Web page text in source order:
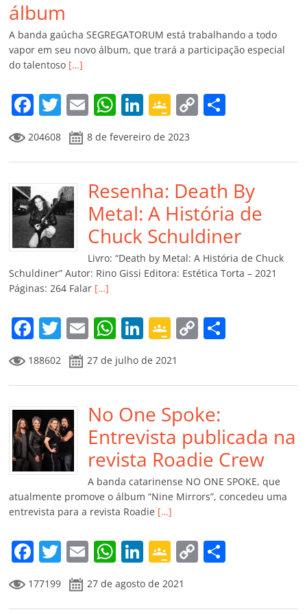
álbum
A banda gaúcha SEGREGATORUM está trabalhando a todo
vapor em seu novo álbum, que trará a participação especial
do talentoso […]
F
a
c
e
b
o
o
k
T
w
itt
er
E
m
ai
l
W
at
s
A
p
p
Li
k
e
dI
n
G
o
o
gl
e
Cl
a
ss
ro
m
C
y
Li
n
k
p
ar
til
h
ar
204608 8 de fevereiro de 2023
Resenha: Death By
Metal: A História de
Chuck Schuldiner
Livro: “Death by Metal: A História de Chuck
Schuldiner” Autor: Rino Gissi Editora: Estética Torta – 2021
Páginas: 264 Falar […]
F
a
c
e
b
o
o
k
T
w
itt
er
E
m
ai
l
W
h
at
s
A
p
p
Li
n
k
e
dI
n
G
o
o
gl
e
Cl
a
ss
ro
o
m
C
y
Li
n
k
p
til
h
ar
188602 27 de julho de 2021
No One Spoke:
Entrevista publicada na
revista Roadie Crew
A banda catarinense NO ONE SPOKE, que
atualmente promove o álbum “Nine Mirrors”, concedeu uma
entrevista para a revista Roadie […]
F
a
c
T
w
itt
E
m
ai
W
at
Li
n
k
G
o
o
C
177199 27 de agosto de 2021